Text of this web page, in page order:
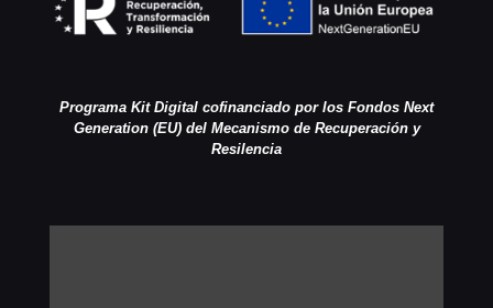
Programa Kit Digital cofinanciado por los Fondos Next
Generation (EU) del Mecanismo de Recuperación y
Resilencia